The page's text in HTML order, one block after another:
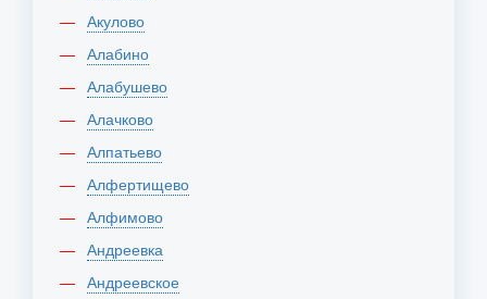
Акулово
Алабино
Алабушево
Алачково
Алпатьево
Алфертищево
Алфимово
Андреевка
Андреевское